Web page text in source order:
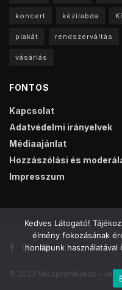
koncert kézilabda
plakát rendszerváltás
vásárlás
FONTOS
Kapcsolat
Adatvédelmi irányelvek
Médiaajánlat
Hozzászólási és
Impresszum
© 2023 VeszprémKukac -
Kedves Látogató!
élmény fokozásának
honlapunk